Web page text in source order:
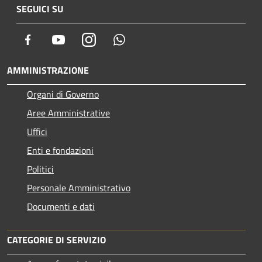
SEGUICI SU
Facebook YoutubeInstagram
AMMINISTRAZIONE
Organi di Governo
Aree Amministrative
Uffici
Enti e fondazioni
Politici
Personale Amministrativo
Documenti e dati
CATEGORIE DI SERVIZIO